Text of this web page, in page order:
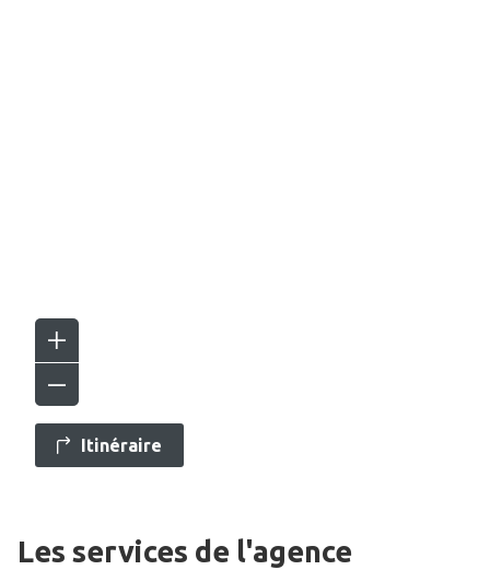
Itinéraire
Les services de l'agence